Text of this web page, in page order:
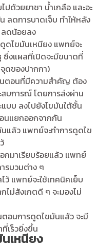
ปด้วยยาชา น้ำเกลือ และอะ
ลดการบาดเจ็บ ทำให้หลัง
ลดน้อยลง
ดไขมันเหนียง แพทย์จะ
ซึ่งแผลที่เปิดจะมีขนาดที่
ดของปากกา)
ตอนที่มีความสำคัญ ต้อง
บการณ์ โดยการส่งผ่าน
บบ ลงไปยังไขมันใต้ชั้น
นแยกออกจากกัน
แล้ว แพทย์จะทำการดูดไข
กมาเรียบร้อยแล้ว แพทย์
รบวมต่าง ๆ
ว้ แพทย์จะใช้เทคนิคเย็บ
ม่สังเกตดี ๆ จะมองไม่
อนการดูดไขมันแล้ว จะมี
เร็วยิ่งขึ้น
เหนียง